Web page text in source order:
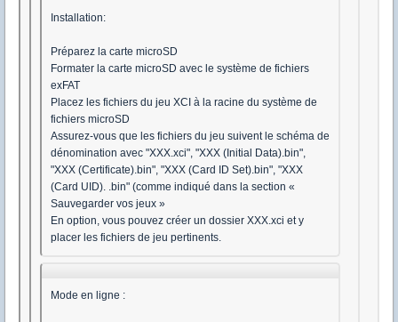
Installation:
Préparez la carte microSD
Formater la carte microSD avec le système de fichiers
exFAT
Placez les fichiers du jeu XCI à la racine du système de
fichiers microSD
Assurez-vous que les fichiers du jeu suivent le schéma de
dénomination avec "XXX.xci", "XXX (Initial Data).bin",
"XXX (Certificate).bin", "XXX (Card ID Set).bin", "XXX
(Card UID). .bin" (comme indiqué dans la section «
Sauvegarder vos jeux »
En option, vous pouvez créer un dossier XXX.xci et y
placer les fichiers de jeu pertinents.
Mode en ligne :